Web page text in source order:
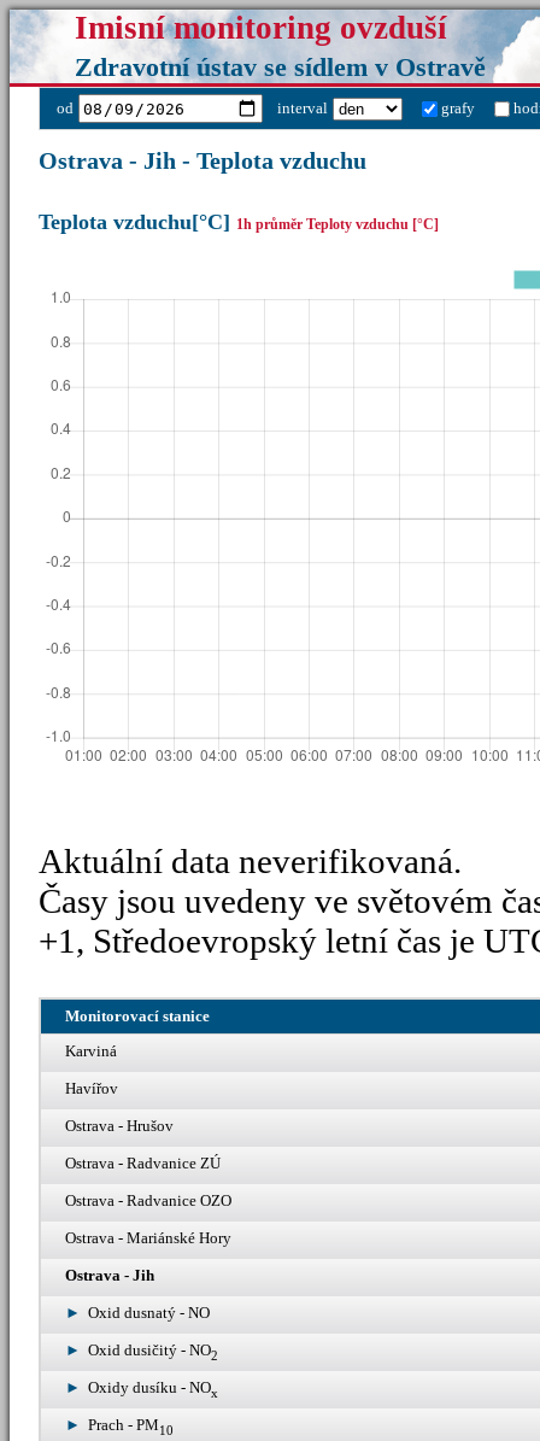
Imisní monitoring ovzduší
Zdravotní ústav se sídlem v Ostravě
Monitorovací stanice
Karviná
Havířov
Ostrava - Hrušov
Ostrava - Radvanice ZÚ
Ostrava - Radvanice OZO
Ostrava - Mariánské Hory
Ostrava - Jih
Oxid dusnatý - NO
Oxid dusičitý - NO2
Oxidy dusíku - NOx
Prach - PM10
od interval grafy
Ostrava - Jih - Teplota vzduchu
Teplota vzduchu[°C] 1h průměr Teploty vzduchu [°C]
Aktuální data neverifikovaná.
Časy jsou uvedeny ve světovém
+1, Středoevropský letní čas je